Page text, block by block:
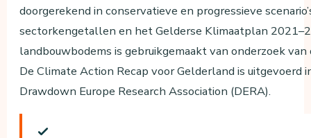
doorgerekend in conservatieve en progressieve
sectorkengetallen en het Gelderse Klimaatplan
landbouwbodems is gebruikgemaakt van onderzoek
De Climate Action Recap voor Gelderland is
Drawdown Europe Research Association (DERA).